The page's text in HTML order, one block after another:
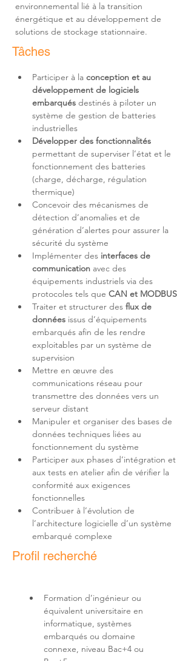
environnemental lié à la transition
énergétique et au développement de
solutions de stockage stationnaire.
Tâches
Participer à la conception et au
développement de logiciels
embarqués destinés à piloter un
système de gestion de batteries
Développer des fonctionnalités
permettant de superviser l’état et le
fonctionnement des batteries
(charge, décharge, régulation
Concevoir des mécanismes de
détection d’anomalies et de
génération d’alertes pour assurer la
Implémenter des interfaces de
communication avec des
équipements industriels via des
protocoles tels que CAN et MODBUS
Traiter et structurer des flux de
données issus d’équipements
embarqués afin de les rendre
exploitables par un système de
Mettre en œuvre des
communications réseau pour
transmettre des données vers un
Manipuler et organiser des bases de
données techniques liées au
Participer aux phases d’intégration et
aux tests en atelier afin de vérifier la
conformité aux exigences
Contribuer à l’évolution de
l’architecture logicielle d’un système
embarqué complexe
Profil recherché
Formation d’ingénieur ou
équivalent universitaire en
informatique, systèmes
embarqués ou domaine
connexe, niveau Bac+4 ou